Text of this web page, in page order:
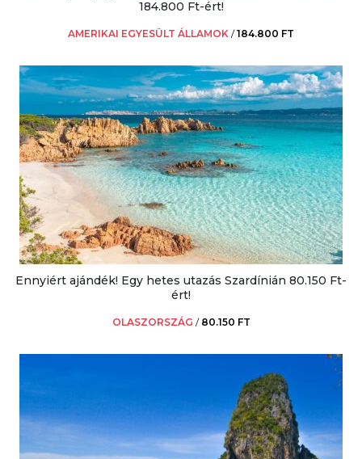
184.800 Ft-ért!
AMERIKAI EGYESÜLT ÁLLAMOK /184.800 FT
Ennyiért ajándék! Egy hetes utazás Szardínián 80.150 Ft-
ért!
OLASZORSZÁG / 80.150 FT